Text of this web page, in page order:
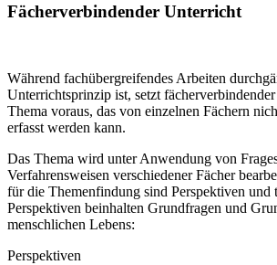
Fächerverbindender Unterricht
Während fachübergreifendes Arbeiten
Unterrichtsprinzip ist, setzt
Thema voraus, das von einzelnen Fächern
erfasst werden kann.
Das Thema wird unter Anwendung von
Verfahrensweisen verschiedener Fächer
für die Themenfindung sind Perspektiven und
Perspektiven beinhalten Grundfragen und
menschlichen Lebens:
Perspektiven